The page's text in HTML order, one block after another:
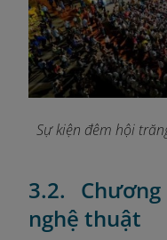
Sự kiện đêm hội
3.2.
nghệ thuật